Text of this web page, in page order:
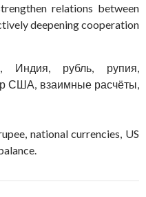
relations between
deepening cooperation
Индия, рубль, рупия,
США, взаимные расчёты,
national currencies, US